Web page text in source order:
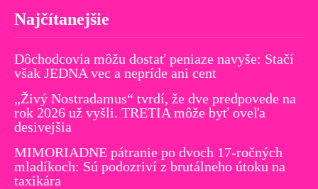
Najčítanejšie
Dôchodcovia môžu dostať peniaze navyše: Stačí
však JEDNA vec a nepríde ani cent
„Živý Nostradamus“ tvrdí, že dve predpovede na
rok 2026 už vyšli. TRETIA môže byť oveľa
desivejšia
MIMORIADNE pátranie po dvoch 17-ročných
mladíkoch: Sú podozriví z brutálneho útoku na
taxikára